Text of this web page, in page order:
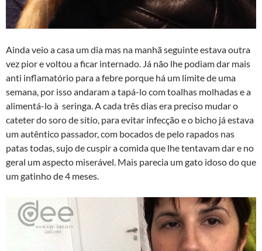
Ainda veio a casa um dia mas na manhã seguinte estava outra
vez pior e voltou a ficar internado. Já não lhe podiam dar mais
anti inflamatório para a febre porque há um limite de uma
semana, por isso andaram a tapá-lo com toalhas molhadas e a
alimentá-lo à seringa. A cada três dias era preciso mudar o
cateter do soro de sí­tio, para evitar infecção e o bicho já estava
um autêntico passador, com bocados de pelo rapados nas
patas todas, sujo de cuspir a comida que lhe tentavam dar e no
geral um aspecto miserável. Mais parecia um gato idoso do que
um gatinho de 4 meses.